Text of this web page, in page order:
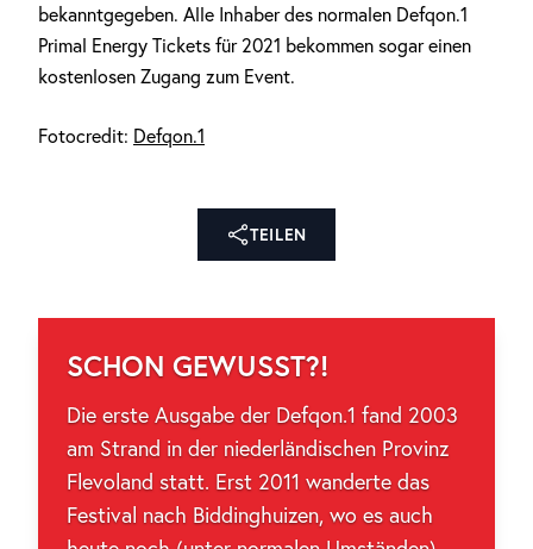
bekanntgegeben. Alle Inhaber des normalen Defqon.1
Primal Energy Tickets für 2021 bekommen sogar einen
kostenlosen Zugang zum Event.
Fotocredit: Defqon.1
TEILEN
SCHON GEWUSST?!
Die erste Ausgabe der Defqon.1 fand 2003
am Strand in der niederländischen Provinz
Flevoland statt. Erst 2011 wanderte das
Festival nach Biddinghuizen, wo es auch